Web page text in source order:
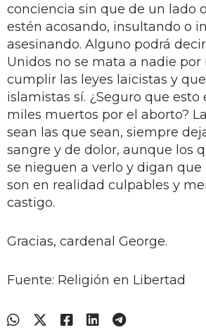
conciencia sin que de un lado
estén acosando, insultando o
asesinando. Alguno podrá
Unidos no se mata a nadie por
cumplir las leyes laicistas y
islamistas sí. ¿Seguro que esto
miles muertos por el aborto?
sean las que sean, siempre
sangre y de dolor, aunque los
se nieguen a verlo y digan que
son en realidad culpables y
castigo.
Gracias, cardenal George.
Fuente: Religión en Libertad